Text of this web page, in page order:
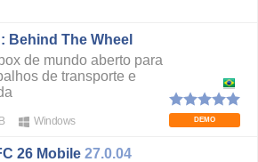
Behind The Wheel
de mundo aberto para
de transporte e
DEMO
Windows
26 Mobile 27.0.04